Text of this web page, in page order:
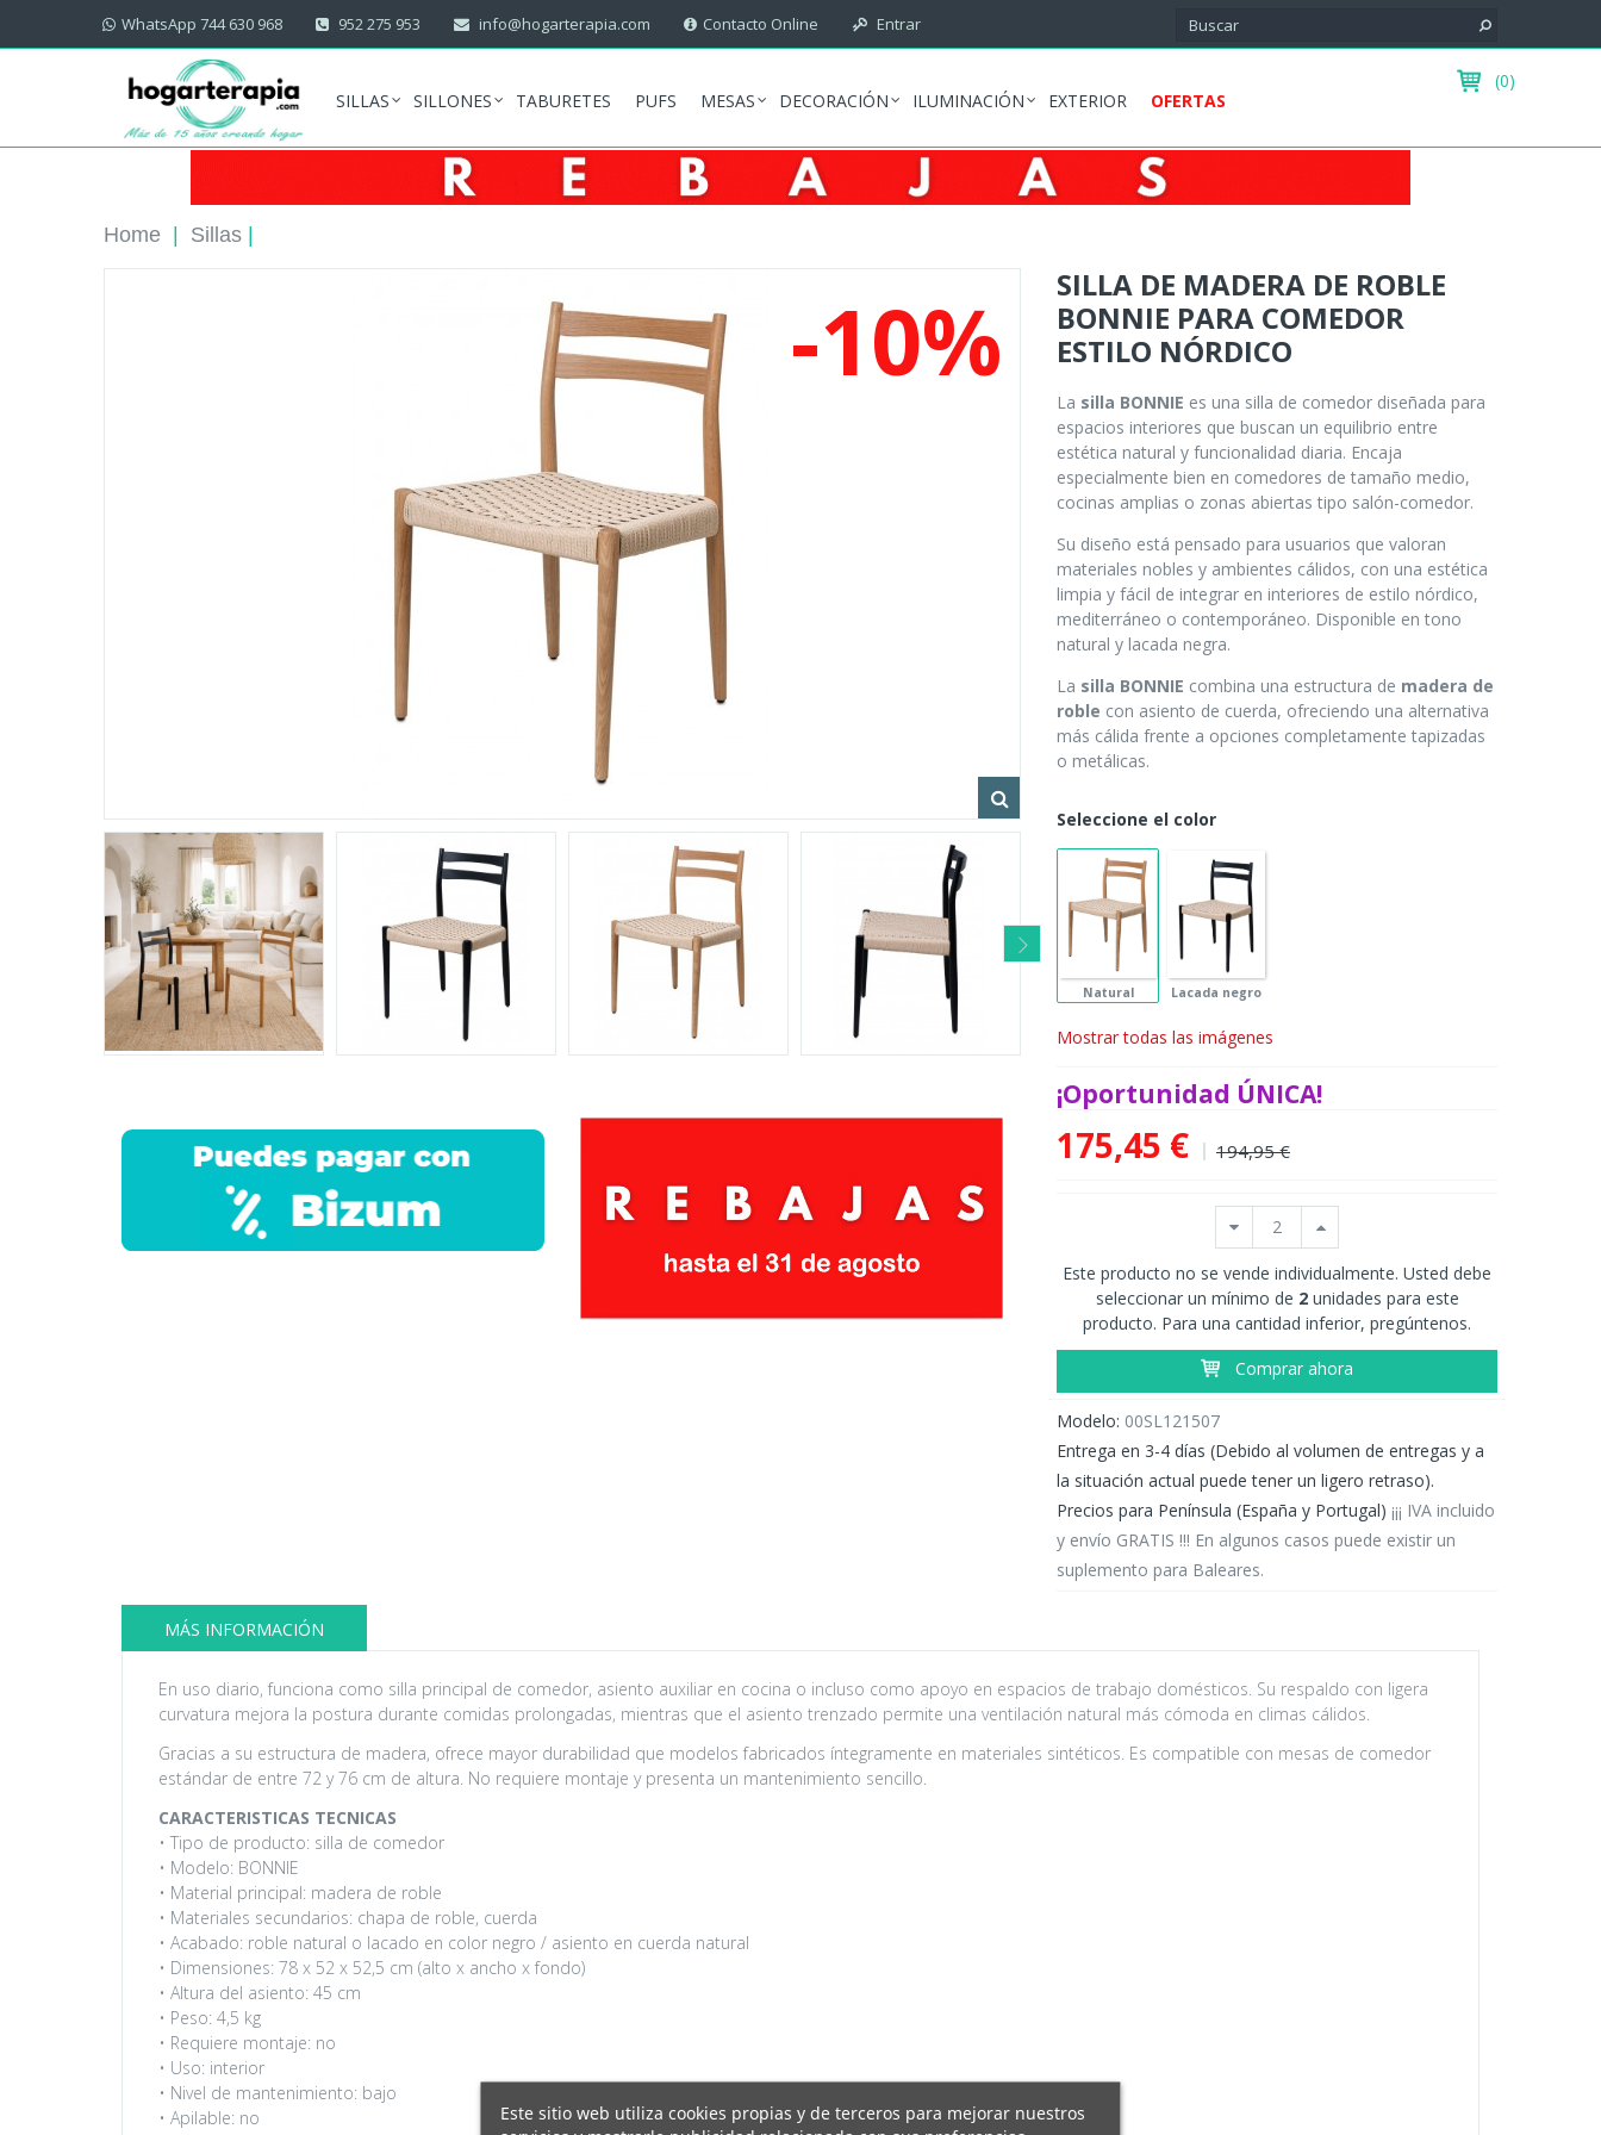
WhatsApp 744 630 968 952 275 953 info@hogarterapia.com Contacto Online Entrar
(0)
SILLAS
SILLONES TABURETES PUFS MESAS DECORACIÓN ILUMINACIÓN EXTERIOR OFERTAS
Home Sillas
-10%
SILLA DE MADERA DE ROBLE
BONNIE PARA COMEDOR
ESTILO NÓRDICO
La silla BONNIE es una silla de comedor diseñada para
espacios interiores que buscan un equilibrio entre
estética natural y funcionalidad diaria. Encaja
especialmente bien en comedores de tamaño medio,
cocinas amplias o zonas abiertas tipo salón-comedor.
Su diseño está pensado para usuarios que valoran
materiales nobles y ambientes cálidos, con una estética
limpia y fácil de integrar en interiores de estilo nórdico,
mediterráneo o contemporáneo. Disponible en tono
natural y lacada negra.
La silla BONNIE combina una estructura de madera de
roble con asiento de cuerda, ofreciendo una alternativa
más cálida frente a opciones completamente tapizadas
o metálicas.
Seleccione el color
Natural Lacada negro
Mostrar todas las imágenes
¡Oportunidad ÚNICA!
175,45 € 194,95 €
Este producto no se vende individualmente. Usted debe
seleccionar un mínimo de 2unidades para este
producto. Para una cantidad inferior, pregúntenos.
Comprar ahora
Modelo: 00SL121507
Entrega en 3-4 días (Debido al volumen de entregas y a
la situación actual puede tener un ligero retraso).
Precios para Península (España y Portugal) ¡¡¡ IVA incluido
y envío GRATIS !!! En algunos casos puede existir un
suplemento para Baleares.
MÁS INFORMACIÓN
En uso diario, funciona como silla principal de comedor, asiento auxiliar en cocina o incluso como apoyo en espacios de trabajo domésticos. Su respaldo con ligera
curvatura mejora la postura durante comidas prolongadas, mientras que el asiento trenzado permite una ventilación natural más cómoda en climas cálidos.
Gracias a su estructura de madera, ofrece mayor durabilidad que modelos fabricados íntegramente en materiales sintéticos. Es compatible con mesas de comedor
estándar de entre 72 y 76 cm de altura. No requiere montaje y presenta un mantenimiento sencillo.
CARACTERISTICAS TECNICAS
• Tipo de producto: silla de comedor
• Modelo: BONNIE
• Material principal: madera de roble
• Materiales secundarios: chapa de roble, cuerda
• Acabado: roble natural o lacado en color negro / asiento en cuerda natural
• Dimensiones: 78 x 52 x 52,5 cm (alto x ancho x fondo)
• Altura del asiento: 45 cm
• Peso: 4,5 kg
• Requiere montaje: no
• Uso: interior
• Nivel de mantenimiento: bajo
• Apilable: no
Este sitio web utiliza cookies propias y de terceros para mejorar nuestros